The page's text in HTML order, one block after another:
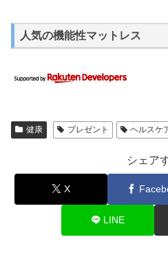
人気の機能性マットレス
健康 プレゼント ヘルスケ
シェア
X
LINE